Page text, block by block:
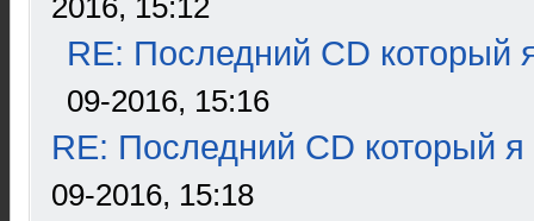
2016, 15:12
RE: Последний CD который
09-2016, 15:16
RE: Последний CD который я
09-2016, 15:18